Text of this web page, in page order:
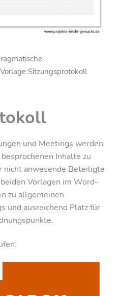
Sitzungsprotokoll
und Meetings werden
Inhalte zu
nicht anwesende Beteiligte
Vorlagen im Word-
zu allgemeinen
und ausreichend Platz für